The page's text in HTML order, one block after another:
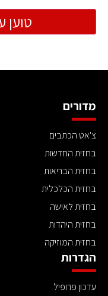
טוען
מדורים
צ'אט הכתבים
בחזית החדשות
בחזית הבריאות
בחזית הכלכלית
בחזית לאישה
בחזית היהדות
בחזית המוזיקה
הגדרות
עדכון פרופיל